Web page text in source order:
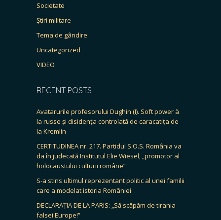
Societate
Știri militare
Tema de gândire
Uncategorized
VIDEO
RECENT POSTS
Avatarurile profesorului Dughin (I). Soft power à
la russe și disidența controlată de caracatița de
la Kremlin
CERTITUDINEA nr. 217. Partidul S.O.S. România va
da în judecată Institutul Elie Wiesel, „promotor al
holocaustului culturii române”
S-a stins ultimul reprezentant politic al unei familii
care a modelat istoria României
DECLARAȚIA DE LA PARIS: „Să scăpăm de tirania
falsei Europe!”